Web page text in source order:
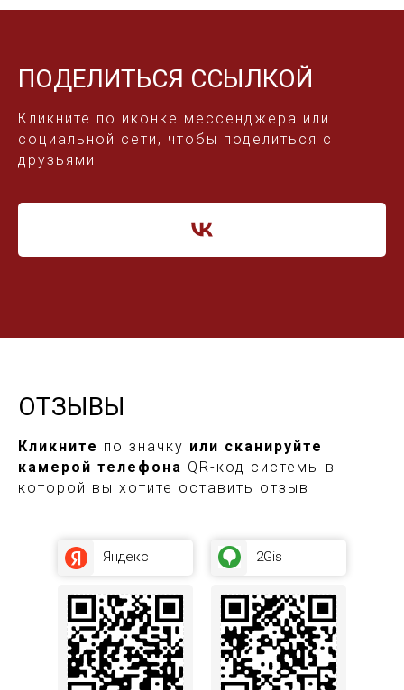
ПОДЕЛИТЬСЯ ССЫЛКОЙ
Кликните по иконке мессенджера или
социальной сети, чтобы поделиться с
друзьями
ОТЗЫВЫ
Кликните по значку или сканируйте
камерой телефона QR-код системы в
которой вы хотите оставить отзыв
Яндекс 2Gis